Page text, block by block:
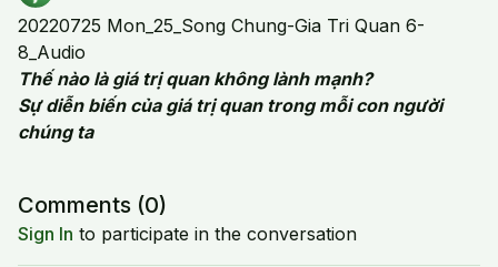
20220725 Mon_25_Song Chung-Gia Tri Quan 6-
8_Audio
Thế nào là giá trị quan không lành mạnh?
Sự diễn biến của giá trị quan trong mỗi con người
chúng ta
Comments (0)
Sign In to participate in the conversation